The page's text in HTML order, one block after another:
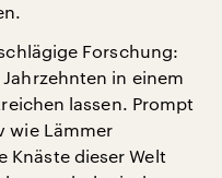
Forschung:
in einem
lassen. Prompt
wie Lämmer
Knäste dieser Welt